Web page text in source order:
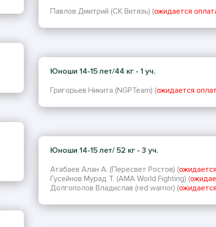
Павлов Дмитрий (СК Витязь) (ожидается
Юноши 14-15 лет/44 кг - 1 уч.
Григорьев Никита (NGPTeam) (ожидается
Юноши 14-15 лет/ 52 кг - 3 уч.
Атабаев Алан А. (Пересвет Ростов) (
Гусейнов Мурад Т. (AMA World Fighting) (
Долгополов Владислав (red warrior) (